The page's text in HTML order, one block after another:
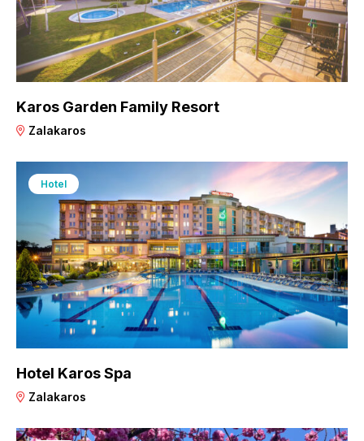
Karos Garden Family Resort
Zalakaros
Hotel
Hotel Karos Spa
Zalakaros